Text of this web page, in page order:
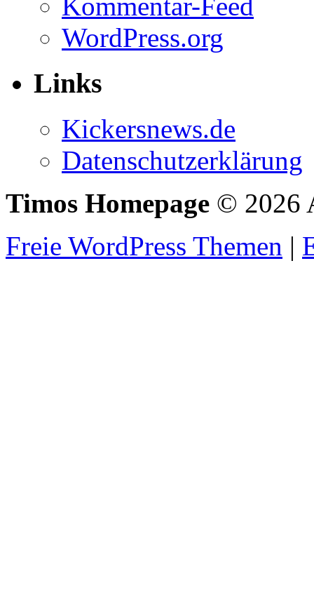
Kommentar-Feed
WordPress.org
Links
Kickersnews.de
Datenschutzerklärung
Timos Homepage © 2026
Freie WordPress Themen |